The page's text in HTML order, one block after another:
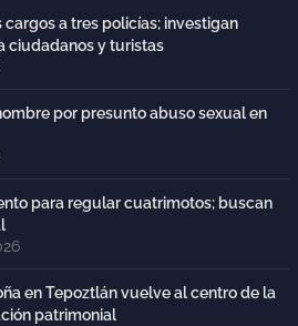
a tres policías; investigan
ciudadanos y turistas
por presunto abuso sexual en
para regular cuatrimotos; buscan
en Tepoztlán vuelve al centro de la
patrimonial